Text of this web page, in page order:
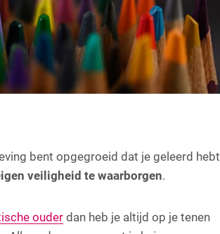
bent opgegroeid dat je geleerd hebt
veiligheid te waarborgen.
ouder dan heb je altijd op je tenen